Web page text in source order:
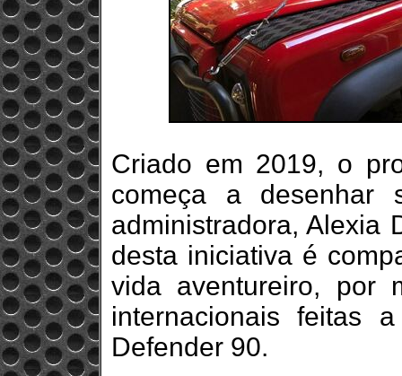
Criado em 2019, o
começa a desenhar
administradora, Alexia
desta iniciativa é
vida aventureiro, por
internacionais feitas
Defender 90.